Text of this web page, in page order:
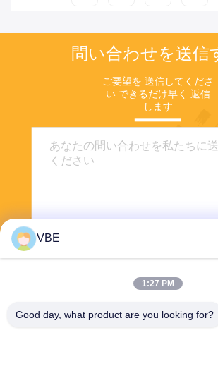
問い合わせを送信
ご要望を 送信してくださ
い できるだけ早く 返信
します
VBE
1:27 PM
Good day, what product are you looking for?